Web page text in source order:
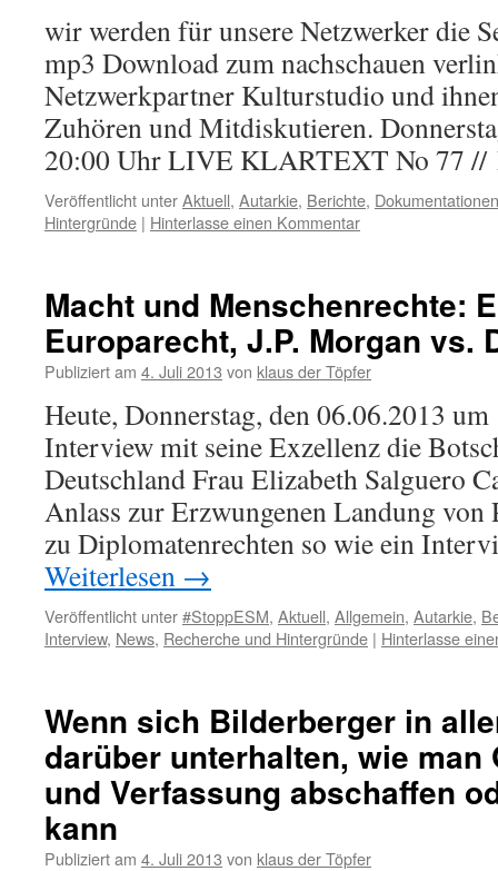
wir werden für unsere Netzwerker die
mp3 Download zum nachschauen
Netzwerkpartner Kulturstudio und
Zuhören und Mitdiskutieren.
20:00 Uhr LIVE KLARTEXT No 77
Veröffentlicht unterAktuell, Autarkie, Berichte, Dokumentationen
Hintergründe | Hinterlasse einen Kommentar
Macht und Menschenrechte:
Europarecht, J.P. Morgan vs.
Publiziert am 4. Juli 2013 von klaus der Töpfer
Heute, Donnerstag, den 06.06.2013
Interview mit seine Exzellenz die
Deutschland Frau Elizabeth Salguero
Anlass zur Erzwungenen Landung von
zu Diplomatenrechten so wie ein
Weiterlesen →
Veröffentlicht unter#StoppESM, Aktuell, Allgemein, Autarkie,
Interview, News, Recherche und Hintergründe | Hinterlasse
Wenn sich Bilderberger in
darüber unterhalten, wie man
und Verfassung abschaffen
kann
Publiziert am 4. Juli 2013 von klaus der Töpfer